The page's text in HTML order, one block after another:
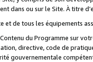
dans ou sur le Site. À titre
et de tous les équipements
du Programme sur
directive, code de
gouvernementale